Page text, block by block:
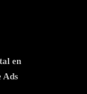
en
Ads